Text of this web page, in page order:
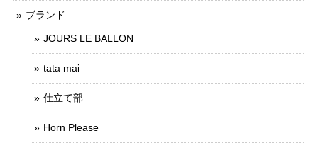
ブランド
JOURS LE BALLON
tata mai
仕立て部
Horn Please